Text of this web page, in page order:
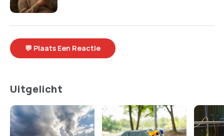
💬 Plaats Een Reactie
Uitgelicht